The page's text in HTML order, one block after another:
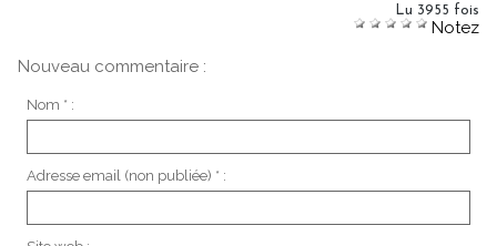
Lu 3955 fois
Notez
Nouveau commentaire :
Nom * :
Adresse email (non publiée) * :